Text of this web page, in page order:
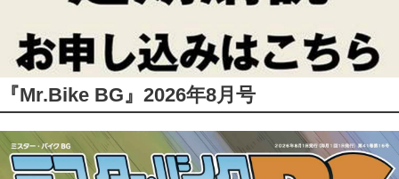
『Mr.Bike BG』2026年8月号